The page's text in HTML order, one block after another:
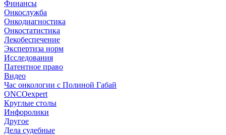
Финансы
Онкослужба
Онкодиагностика
Онкостатистика
Лекобеспечение
Экспертиза норм
Исследования
Патентное право
Видео
Час онкологии с Полиной Габай
ONCOexpert
Круглые столы
Инфоролики
Другое
Дела судебные